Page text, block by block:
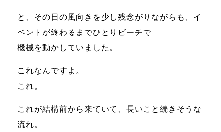
と、その日の風向きを少し残念がりながらも、イ
ベントが終わるまでひとりビーチで
機械を動かしていました。
これなんですよ。
これ。
これが結構前から来ていて、長いこと続きそうな
流れ。